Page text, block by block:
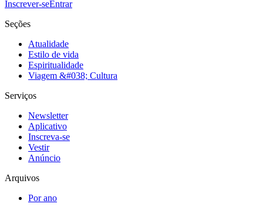
Inscrever-seEntrar
Seções
Atualidade
Estilo de vida
Espiritualidade
Viagem &#038; Cultura
Serviços
Newsletter
Aplicativo
Inscreva-se
Vestir
Anúncio
Arquivos
Por ano